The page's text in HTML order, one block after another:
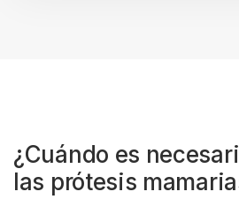
¿Cuándo es
las prótesis